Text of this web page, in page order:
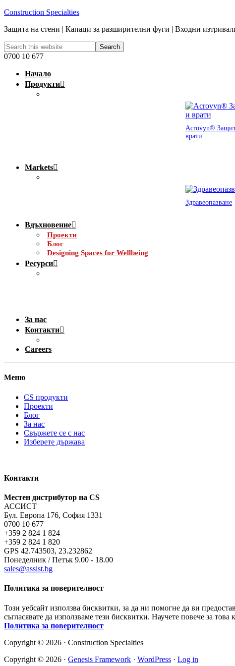
Construction Specialties
Защита на стени | Капаци за разширителни фуги | Входни
0700 10 677
Начало
Продукти
Acrovyn®
врати
Markets
Здравеопазване
Вдъхновение
Проекти
Блог
Designing Spaces for Wellbeing
Ресурси
За нас
Контакти
Careers
Меню
CS продукти
Проекти
Блог
За нас
Свържете се с нас
Изберете държава
Контакти
Местен дистрибутор на CS
АССИСТ
Бул. Европа 176, София 1331
0700 10 677
+359 2 824 1 824
+359 2 824 1 820
GPS 42.743503, 23.232862
Понеделник / Петък 9.00 - 18.00
sales@assist.bg
Политика за поверителност
Този уебсайт използва бисквитки, за да ни помогне да ви
съгласявате да използваме тези бисквитки. Научете повече за
Политика за поверителност
Copyright © 2026 · Construction Specialties
Copyright © 2026 · Genesis Framework · WordPress · Log in